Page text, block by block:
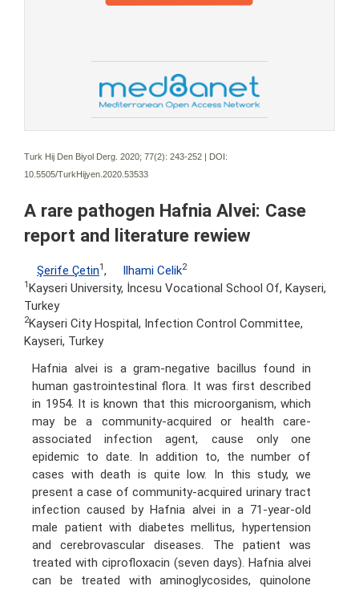
Turk Hij Den Biyol Derg. 2020; 77(2): 243-252 | DOI:
10.5505/TurkHijyen.2020.53533
A rare pathogen Hafnia Alvei: Case
report and literature rewiew
Şerife Çetin1 , Ilhami Celik2
1 Kayseri University, İncesu Vocational School Of, Kayseri,
Turkey
2Kayseri City Hospital, Infection Control Committee,
Kayseri, Turkey
Hafnia alvei is a gram-negative bacillus found in
human gastrointestinal flora. It was first described
in 1954. It is known that this microorganism, which
may be a community-acquired or health care-
associated infection agent, cause only one
epidemic to date. In addition to, the number of
cases with death is quite low. In this study, we
present a case of community-acquired urinary tract
infection caused by Hafnia alvei in a 71-year-old
male patient with diabetes mellitus, hypertension
and cerebrovascular diseases. The patient was
treated with ciprofloxacin (seven days). Hafnia alvei
can be treated with aminoglycosides, quinolone